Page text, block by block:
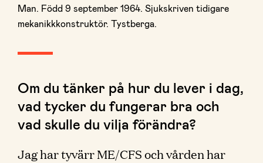
Man. Född 9 september 1964. Sjukskriven tidigare
mekanikkkonstruktör. Tystberga.
Om du tänker på hur du lever i dag,
vad tycker du fungerar bra och
vad skulle du vilja förändra?
Jag har tyvärr ME/CFS och vården har